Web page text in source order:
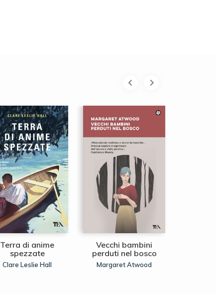
Terra di anime
spezzate
Clare Leslie Hall
Vecchi bambini
perduti nel bosco
Margaret Atwood